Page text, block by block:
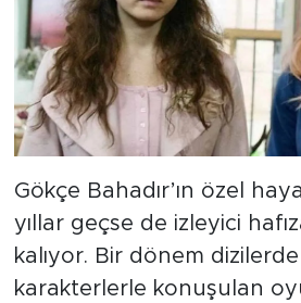
Gökçe Bahadır’ın özel
yıllar geçse de izleyici
kalıyor. Bir dönem dizilerde
karakterlerle konuşulan